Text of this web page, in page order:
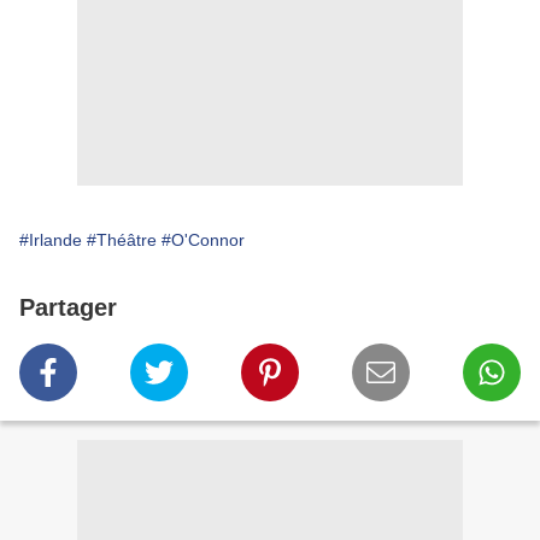
#Irlande #Théâtre #O'Connor
Partager